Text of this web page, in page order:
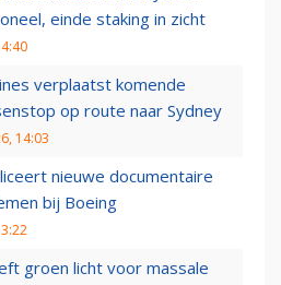
einde staking in zicht
verplaatst komende
op route naar Sydney
14:03
nieuwe documentaire
bij Boeing
groen licht voor massale